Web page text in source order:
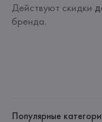
Действуют скидки
бренда.
Популярные